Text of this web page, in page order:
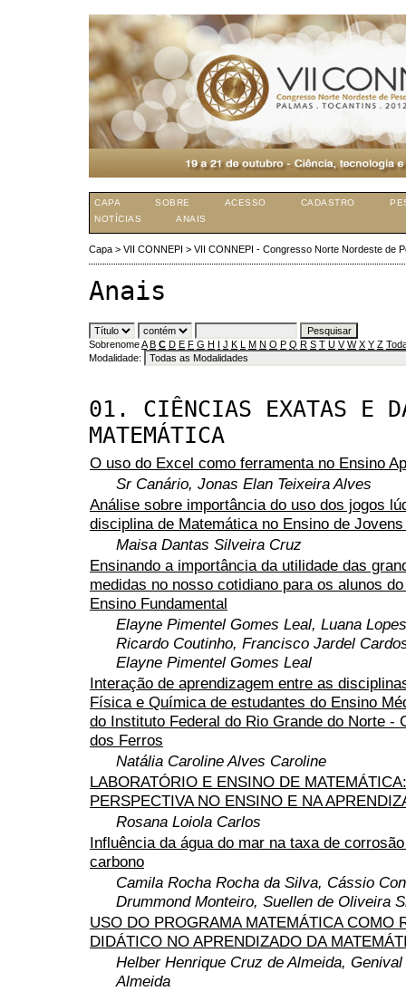
CAPA SOBRE ACESSO CADASTRO
NOTÍCIAS
ANAIS
Capa > VII CONNEPI > VII CONNEPI - Congresso Norte Nordeste de
Anais
SobrenomeA B C D E F G H I J K L M N O P Q R S T U V W X Y Z
Modalidade:
01. CIÊNCIAS EXATAS E
MATEMÁTICA
O uso do Excel como ferramenta no Ensino
Sr Canário, Jonas Elan Teixeira Alves
Análise sobre importância do uso dos jogos
disciplina de Matemática no Ensino de
Maisa Dantas Silveira Cruz
Ensinando a importância da utilidade das
medidas no nosso cotidiano para os alunos do
Ensino Fundamental
Elayne Pimentel Gomes Leal, Luana
Ricardo Coutinho, Francisco Jardel
Elayne Pimentel Gomes Leal
Interação de aprendizagem entre as
Física e Química de estudantes do Ensino
do Instituto Federal do Rio Grande do Norte -
dos Ferros
Natália Caroline Alves Caroline
LABORATÓRIO E ENSINO DE
PERSPECTIVA NO ENSINO E NA
Rosana Loiola Carlos
Influência da água do mar na taxa de
carbono
Camila Rocha Rocha da Silva, Cássio
Drummond Monteiro, Suellen de Oliveira
USO DO PROGRAMA MATEMÁTICA COMO
DIDÁTICO NO APRENDIZADO DA
Helber Henrique Cruz de Almeida,
Almeida